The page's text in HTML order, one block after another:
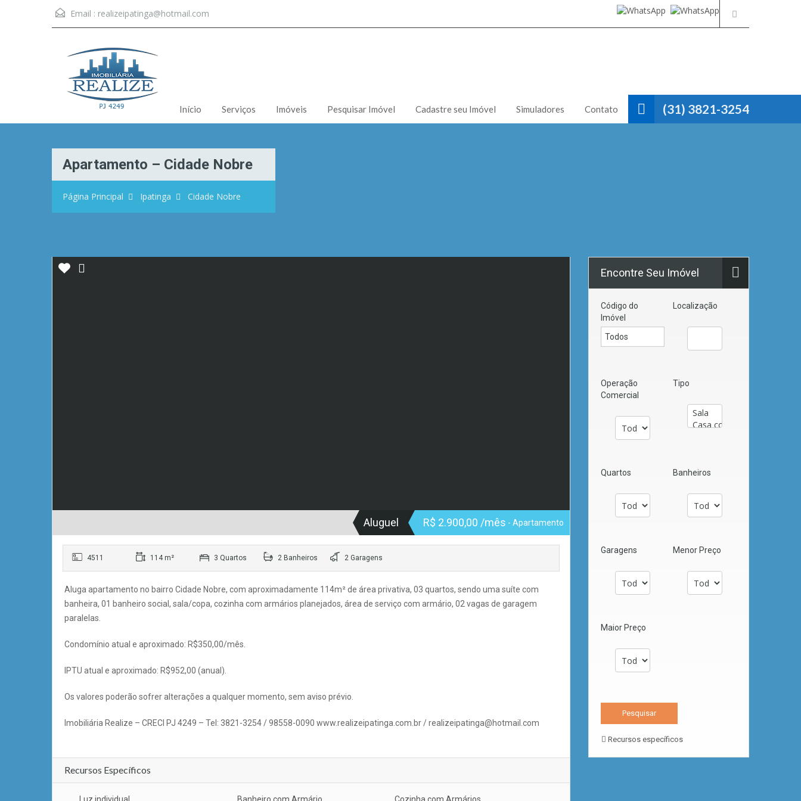
Email : realizeipatinga@hotmail.com
(31) 3821-3254
Início Serviços Imóveis Pesquisar Imóvel Cadastre seu Imóvel Simuladores Contato
Apartamento – Cidade Nobre
Página Principal Ipatinga Cidade Nobre
Aluguel R$ 2.900,00 /mês - Apartamento
4511 114 m² 3 Quartos 2 Banheiros 2 Garagens
Aluga apartamento no bairro Cidade Nobre, com aproximadamente 114m² de área privativa, 03 quartos, sendo uma suíte com
banheira, 01 banheiro social, sala/copa, cozinha com armários planejados, área de serviço com armário, 02 vagas de garagem
paralelas.
Condomínio atual e aproximado: R$350,00/mês.
IPTU atual e aproximado: R$952,00 (anual).
Os valores poderão sofrer alterações a qualquer momento, sem aviso prévio.
Imobiliária Realize – CRECI PJ 4249 – Tel: 3821-3254 / 98558-0090 www.realizeipatinga.com.br / realizeipatinga@hotmail.com
Recursos Específicos
Encontre Seu Imóvel
Código do
Imóvel
Localização
Operação
Comercial
Tipo
Quartos Banheiros
Garagens Menor Preço
Maior Preço
Recursos específicos